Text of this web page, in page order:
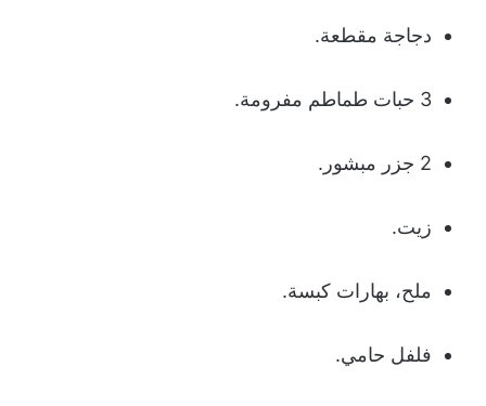
دجاجة مقطعة.
3 حبات طماطم مفرومة.
2 جزر مبشور.
زيت.
ملح، بهارات كبسة.
فلفل حامي.